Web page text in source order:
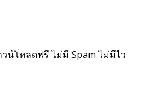
น์โหลดฟรี ไม่มี Spam ไม่มีไว